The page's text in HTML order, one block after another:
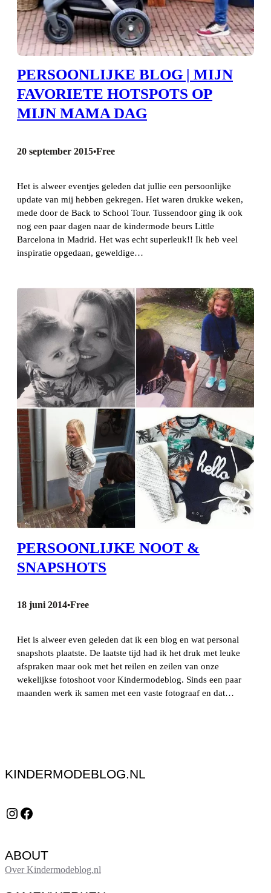
PERSOONLIJKE BLOG | MIJN
FAVORIETE HOTSPOTS OP
MIJN MAMA DAG
20 september 2015•Free
Het is alweer eventjes geleden dat jullie een persoonlijke
update van mij hebben gekregen. Het waren drukke weken,
mede door de Back to School Tour. Tussendoor ging ik ook
nog een paar dagen naar de kindermode beurs Little
Barcelona in Madrid. Het was echt superleuk!! Ik heb veel
inspiratie opgedaan, geweldige…
PERSOONLIJKE NOOT &
SNAPSHOTS
18 juni 2014•Free
Het is alweer even geleden dat ik een blog en wat personal
snapshots plaatste. De laatste tijd had ik het druk met leuke
afspraken maar ook met het reilen en zeilen van onze
wekelijkse fotoshoot voor Kindermodeblog. Sinds een paar
maanden werk ik samen met een vaste fotograaf en dat…
KINDERMODEBLOG.NL
Instagram Facebook
ABOUT
Over Kindermodeblog.nl